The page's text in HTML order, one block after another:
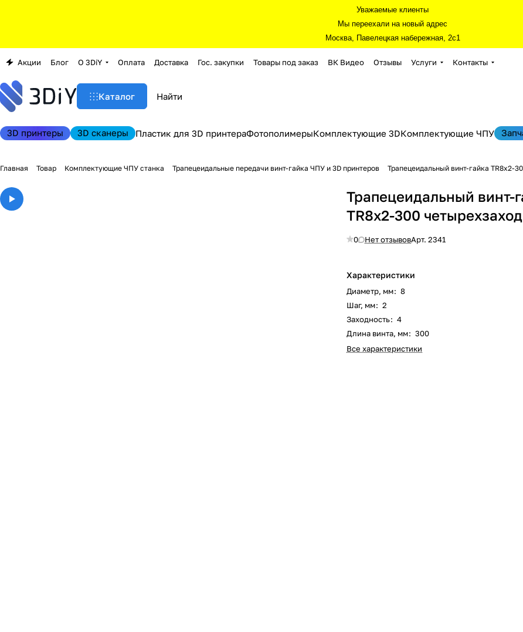
Уважаемые клиенты
Мы переехали на новый адрес
Москва, Павелецкая набережная, 2с1
Акции Блог О 3DiY Оплата Доставка Гос. закупки Товары под заказ ВК Видео Отзывы Услуги Контакты
Каталог
3D принтеры 3D сканеры Пластик для 3D принтераФотополимерыКомплектующие 3DКомплектующие ЧПУ
Главная Товар Комплектующие ЧПУ станка Трапецеидальные передачи винт-гайка ЧПУ и 3D принтеров Трапецеидальный винт-гайка TR8x2-
Трапецеидальный винт-
TR8x2-300
0 Нет отзывовАрт.2341
Характеристики
Диаметр, мм: 8
Шаг, мм: 2
Заходность: 4
Длина винта, мм: 300
Все характеристики